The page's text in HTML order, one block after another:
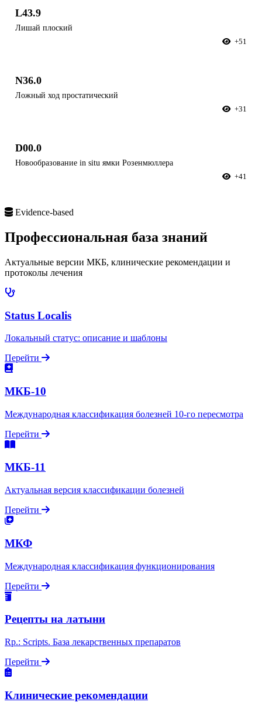
L43.9
Лишай плоский
+51
N36.0
Ложный ход простатический
+31
D00.0
Новообразование in situ ямки Розенмюллера
+41
Evidence-based
Профессиональная база знаний
Актуальные версии МКБ, клинические рекомендации и
протоколы лечения
Status Localis
Локальный статус: описание и шаблоны
Перейти
МКБ-10
Международная классификация болезней 10-го пересмотра
Перейти
МКБ-11
Актуальная версия классификации болезней
Перейти
МКФ
Международная классификация функционирования
Перейти
Рецепты на латыни
Rp.: Scripts. База лекарственных препаратов
Перейти
Клинические рекомендации